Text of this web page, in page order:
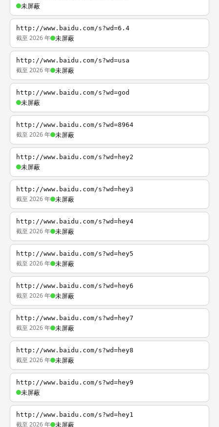
未屏蔽
http://www.baidu.com/s?wd=6.4
截至 2026 年 未屏蔽
http://www.baidu.com/s?wd=usa
截至 2026 年 未屏蔽
http://www.baidu.com/s?wd=god
未屏蔽
http://www.baidu.com/s?wd=8964
截至 2026 年 未屏蔽
http://www.baidu.com/s?wd=hey2
未屏蔽
http://www.baidu.com/s?wd=hey3
截至 2026 年 未屏蔽
http://www.baidu.com/s?wd=hey4
截至 2026 年 未屏蔽
http://www.baidu.com/s?wd=hey5
截至 2026 年 未屏蔽
http://www.baidu.com/s?wd=hey6
截至 2026 年 未屏蔽
http://www.baidu.com/s?wd=hey7
截至 2026 年 未屏蔽
http://www.baidu.com/s?wd=hey8
截至 2026 年 未屏蔽
http://www.baidu.com/s?wd=hey9
未屏蔽
http://www.baidu.com/s?wd=hey1
截至 2026 年 未屏蔽